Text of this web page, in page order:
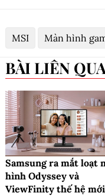
MSI Màn hình
BÀI LIÊN
Samsung ra mắt loạt
hình Odyssey và
ViewFinity thế hệ mới